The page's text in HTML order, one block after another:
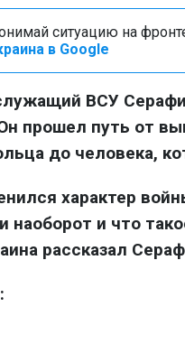
ситуацию на
в Google
ВСУ
прошел путь от
до человека,
характер
наоборот и что
рассказал